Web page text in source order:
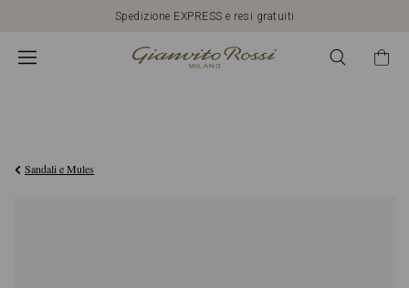
Spedizione EXPRESS e resi gratuiti
Sandali e Mules